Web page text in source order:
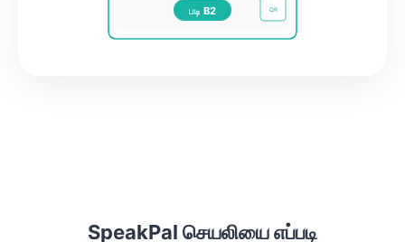
படி B2 QR
SpeakPal செயலியை எப்படி